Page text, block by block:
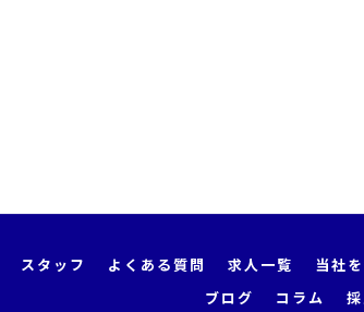
スタッフ よくある質問 求人一覧 当社
ブログ
コラム